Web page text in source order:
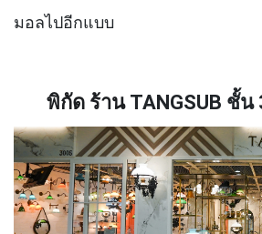
มอลไปอีกแบบ
พิกัด ร้าน TANGSUB ชั้น